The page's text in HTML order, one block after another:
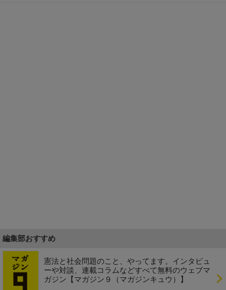
編集部おすすめ
憲法と社会問題のこと、やってます。インタビュ
ーや対談、連載コラムなどすべて無料のウェブマ
ガジン【マガジン９（マガジンキュウ）】